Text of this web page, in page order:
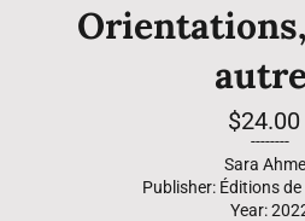
Regular
price
$24.00
--------
Sara
Publisher: Éditions
Year: